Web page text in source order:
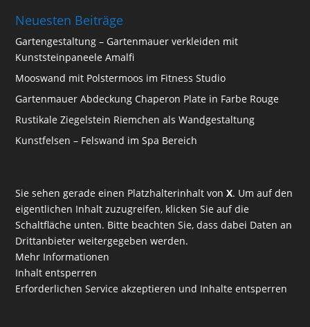
Neuesten Beiträge
Gartengestaltung – Gartenmauer verkleiden mit
Kunststeinpaneele Amalfi
Mooswand mit Polstermoos im Fitness Studio
Gartenmauer Abdeckung Chaperon Plate in Farbe Rouge
Rustikale Ziegelstein Riemchen als Wandgestaltung
Kunstfelsen – Felswand im Spa Bereich
Sie sehen gerade einen Platzhalterinhalt vonX. Um auf den
eigentlichen Inhalt zuzugreifen, klicken Sie auf die
Schaltfläche unten. Bitte beachten Sie, dass dabei Daten an
Drittanbieter weitergegeben werden.
Mehr Informationen
Inhalt entsperren
Erforderlichen Service akzeptieren und Inhalte entsperren